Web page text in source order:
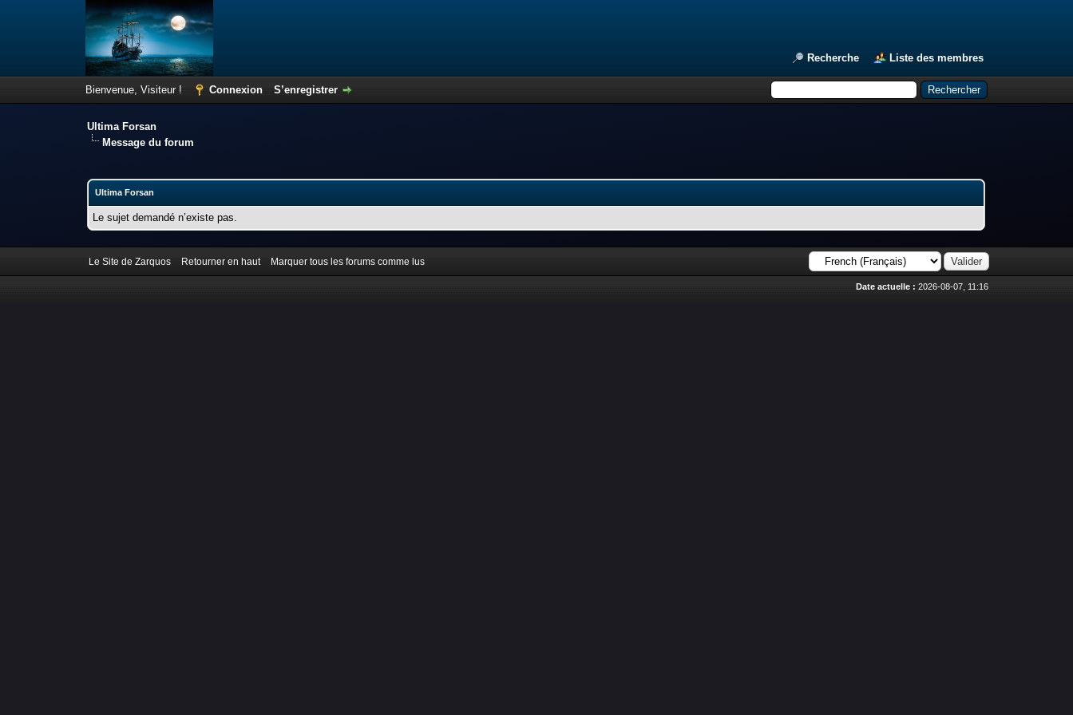
Recherche Liste des membres
Bienvenue, Visiteur ! Connexion S’enregistrer
Ultima Forsan
Message du forum
Ultima Forsan
Le sujet demandé n’existe pas.
Le Site de Zarquos Retourner en haut Marquer tous les forums comme lus
Date actuelle : 2026-08-07, 11:16